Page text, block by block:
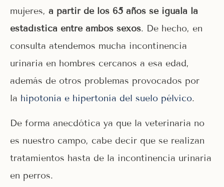
mujeres, a partir de los 65 años se iguala la
estadística entre ambos sexos. De hecho, en
consulta atendemos mucha incontinencia
urinaria en hombres cercanos a esa edad,
además de otros problemas provocados por
la hipotonía e hipertonía del suelo pélvico.
De forma anecdótica ya que la veterinaria no
es nuestro campo, cabe decir que se realizan
tratamientos hasta de la incontinencia urinaria
en perros.